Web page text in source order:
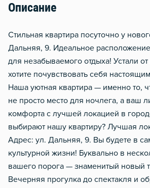
Описание
Стильная квартира посуточно у
Дальняя, 9. Идеальное
для незабываемого отдыха! Устали
хотите почувствовать себя
Наша уютная квартира — именно то,
не просто место для ночлега, а ваш
комфорта с лучшей локацией в
выбирают нашу квартиру? Лучшая
Адрес: ул. Дальняя, 9. Вы будете в
культурной жизни! Буквально в
вашего порога — знаменитый новый
Вечерняя прогулка до спектакля и